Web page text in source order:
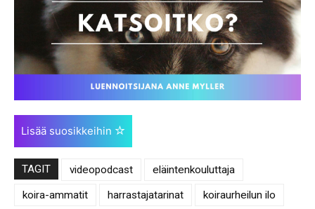
Lisää suosikkeihin
TAGIT videopodcast
eläintenkouluttaja
koira-ammatit
harrastajatarinat koiraurheilun ilo